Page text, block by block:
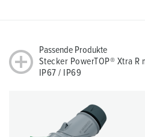
Passende Produkte
Stecker PowerTOP® Xtra R
IP67 / IP69